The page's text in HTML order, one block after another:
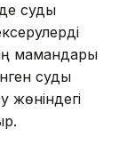
суды
мамандары
суды
жөніндегі